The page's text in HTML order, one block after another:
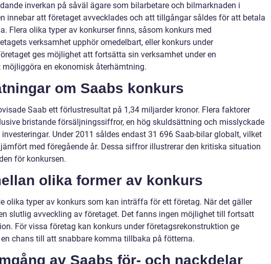
inverkan på såväl ägare som bilarbetare och bilmarknaden i
innebar att företaget avvecklades och att tillgångar såldes för att betala
Flera olika typer av konkurser finns, såsom konkurs med
verksamhet upphör omedelbart, eller konkurs under
ges möjlighet att fortsätta sin verksamhet under en
en ekonomisk återhämtning.
om Saabs konkurs
Saab ett förlustresultat på 1,34 miljarder kronor. Flera faktorer
bristande försäljningssiffror, en hög skuldsättning och misslyckade
Under 2011 såldes endast 31 696 Saab-bilar globalt, vilket
med föregående år. Dessa siffror illustrerar den kritiska situation
för konkursen.
olika former av konkurs
olika typer av konkurs som kan inträffa för ett företag. När det gäller
slutlig avveckling av företaget. Det fanns ingen möjlighet till fortsatt
För vissa företag kan konkurs under företagsrekonstruktion ge
chans till att snabbare komma tillbaka på fötterna.
av Saabs för- och nackdelar